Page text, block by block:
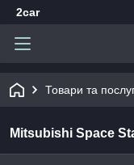
2car
Товари та
Mitsubishi Space